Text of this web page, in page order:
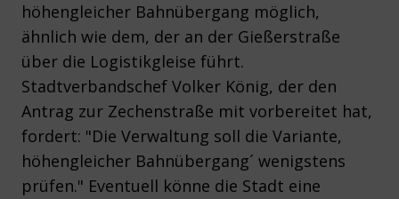
höhengleicher Bahnübergang möglich,
ähnlich wie dem, der an der Gießerstraße
über die Logistikgleise führt.
Stadtverbandschef Volker König, der den
Antrag zur Zechenstraße mit vorbereitet hat,
fordert: "Die Verwaltung soll die Variante,
höhengleicher Bahnübergang´ wenigstens
prüfen." Eventuell könne die Stadt eine